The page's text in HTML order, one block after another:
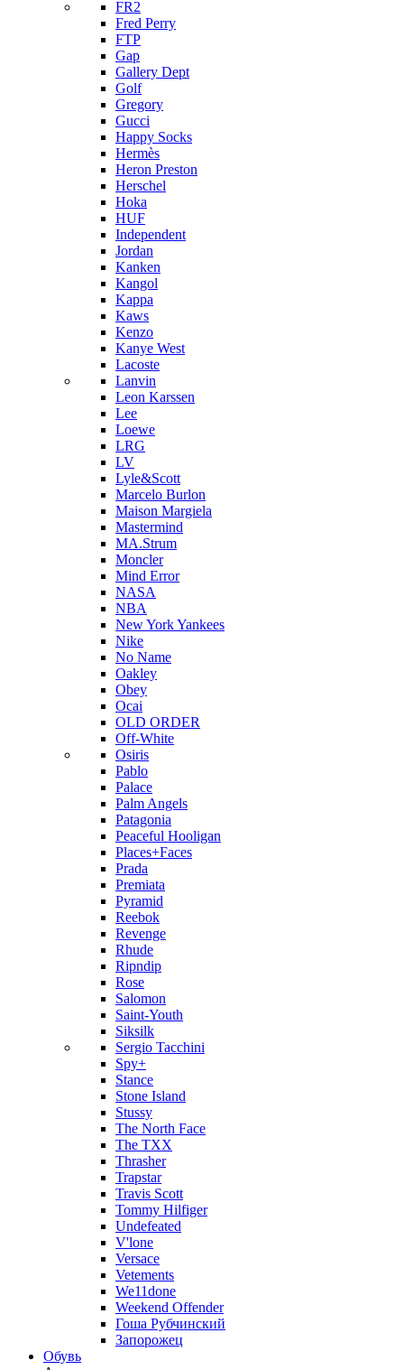
FR2
Fred Perry
FTP
Gap
Gallery Dept
Golf
Gregory
Gucci
Happy Socks
Hermès
Heron Preston
Hersсhel
Hoka
HUF
Independent
Jordan
Kanken
Kangol
Kappa
Kaws
Kenzo
Kanye West
Lacoste
Lanvin
Leon Karssen
Lee
Loewe
LRG
LV
Lyle&Scott
Marcelo Burlon
Maison Margiela
Mastermind
MA.Strum
Moncler
Mind Error
NASA
NBA
New York Yankees
Nike
No Name
Oakley
Obey
Ocai
OLD ORDER
Off-White
Osiris
Pablo
Palace
Palm Angels
Patagonia
Peaceful Hooligan
Places+Faces
Prada
Premiata
Pyramid
Reebok
Revenge
Rhude
Ripndip
Rose
Salomon
Saint-Youth
Siksilk
Sergio Tacchini
Spy+
Stance
Stone Island
Stussy
The North Face
The TXX
Thrasher
Trapstar
Travis Scott
Tommy Hilfiger
Undefeated
V'lone
Versace
Vetements
We11done
Weekend Offender
Гоша Рубчинский
Запорожец
Обувь